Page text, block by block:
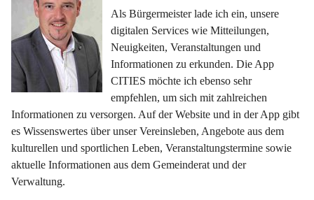
Als Bürgermeister lade ich ein, unsere
digitalen Services wie Mitteilungen,
Neuigkeiten, Veranstaltungen und
Informationen zu erkunden. Die App
CITIES möchte ich ebenso sehr
empfehlen, um sich mit zahlreichen
Informationen zu versorgen. Auf der Website und in der App gibt
es Wissenswertes über unser Vereinsleben, Angebote aus dem
kulturellen und sportlichen Leben, Veranstaltungstermine sowie
aktuelle Informationen aus dem Gemeinderat und der
Verwaltung.